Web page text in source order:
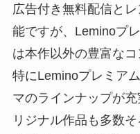
広告付き無料配信と
能ですが、Leminoプ
は本作以外の豊富なコ
特にLeminoプレミア
マのラインナップが
リジナル作品も多数